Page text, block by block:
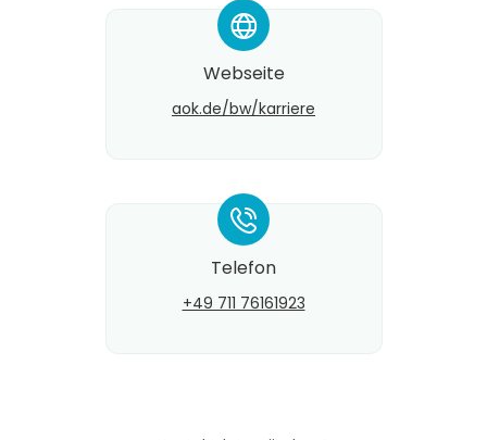
*
Webseite
aok.de/bw/karriere
*
Telefon
+49 711 76161923